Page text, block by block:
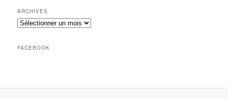
h
e
r
h
ARCHIVES
Archives
FACEBOOK